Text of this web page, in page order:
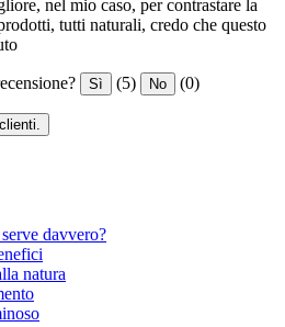
nel mio caso, per contrastare la
tutti naturali, credo che questo
Sì (5) No (0)
davvero?
natura